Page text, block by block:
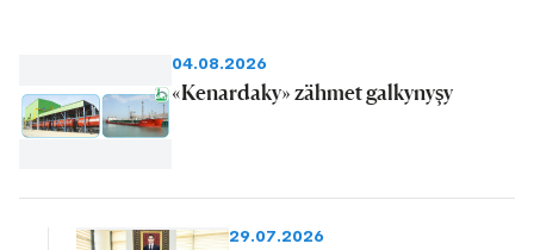
04.08.2026
«Kenardaky» zähmet galkynyşy
29.07.2026